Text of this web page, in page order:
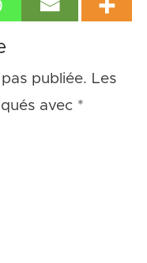
publiée. Les
avec *